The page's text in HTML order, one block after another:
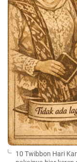
10 Twibbon Hari